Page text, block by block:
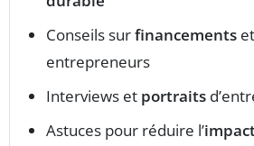
Conseils surfinancements et
entrepreneurs
Interviews et portraits
Astuces pour réduire l’